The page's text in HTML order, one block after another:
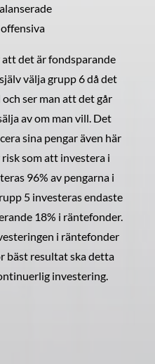
att det är fondsparande
välja grupp 6 då det
ser man att det går
av om man vill. Det
sina pengar även här
som att investera i
96% av pengarna i
5 investeras endaste
18% i räntefonder.
i räntefonder
bäst resultat ska detta
investering.